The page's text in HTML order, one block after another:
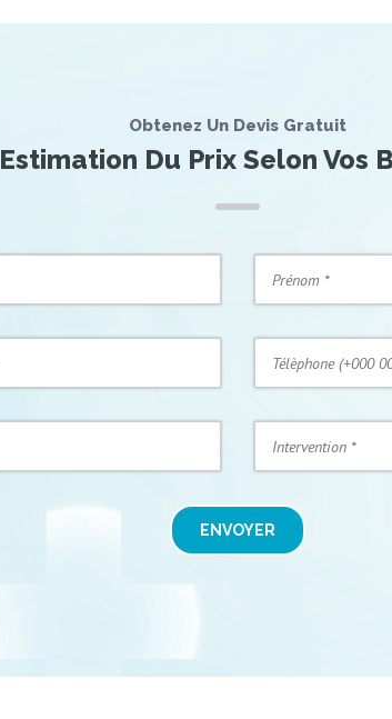
Obtenez Un Devis Gratuit
Estimation Du Prix Selon Vos
ENVOYER